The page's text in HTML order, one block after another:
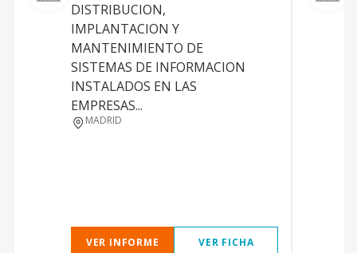
DISTRIBUCION,
IMPLANTACION Y
MANTENIMIENTO DE
SISTEMAS DE INFORMACION
INSTALADOS EN LAS
EMPRESAS...
MADRID
VER INFORME VER FICHA